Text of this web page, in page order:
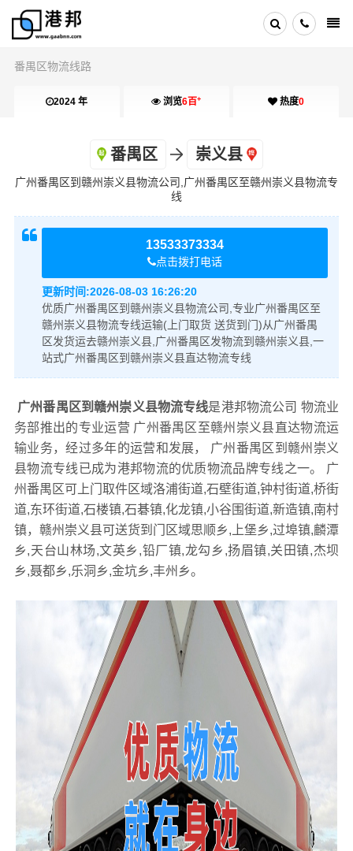
番禺区物流线路
2024 年 浏览6百+ 热度0
番禺区 崇义县
广州番禺区到赣州崇义县物流公司,广州番禺区至赣州崇义县物流专
线
13533373334
点击拨打电话
更新时间:2026-08-03 16:26:20
优质广州番禺区到赣州崇义县物流公司,专业广州番禺区至
赣州崇义县物流专线运输(上门取货 送货到门)从广州番禺
区发货运去赣州崇义县,广州番禺区发物流到赣州崇义县,一
站式广州番禺区到赣州崇义县直达物流专线
广州番禺区到赣州崇义县物流专线是港邦物流公司 物流业
务部推出的专业运营 广州番禺区至赣州崇义县直达物流运
输业务，经过多年的运营和发展， 广州番禺区到赣州崇义
县物流专线已成为港邦物流的优质物流品牌专线之一。 广
州番禺区可上门取件区域洛浦街道,石壁街道,钟村街道,桥街
道,东环街道,石楼镇,石碁镇,化龙镇,小谷围街道,新造镇,南村
镇，赣州崇义县可送货到门区域思顺乡,上堡乡,过埠镇,麟潭
乡,天台山林场,文英乡,铅厂镇,龙勾乡,扬眉镇,关田镇,杰坝
乡,聂都乡,乐洞乡,金坑乡,丰州乡。